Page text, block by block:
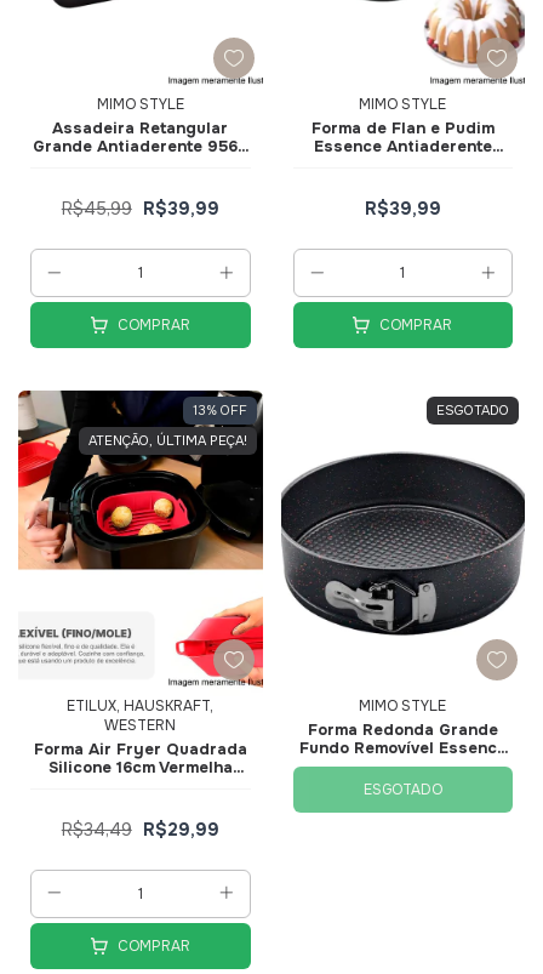
MIMO STYLE
Assadeira Retangular
Grande Antiaderente 9569
R$45,99 R$39,99
COMPRAR
MIMO STYLE
Forma de Flan e Pudim
Essence Antiaderente
R$39,99
COMPRAR
13% OFF
ATENÇÃO, ÚLTIMA PEÇA!
ETILUX, HAUSKRAFT,
WESTERN
Forma Air Fryer Quadrada
Silicone 16cm Vermelha
R$34,49 R$29,99
COMPRAR
ESGOTADO
MIMO STYLE
Forma Redonda Grande
Fundo Removível Essence
26,5cm 9559 - Mimo Style
ESGOTADO